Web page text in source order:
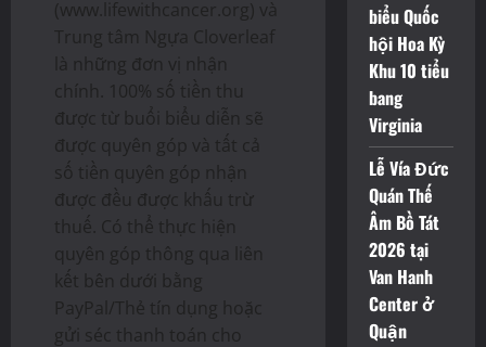
(www.lifewithcancer.org) và
Trung tâm Ngựa Cloverleaf
là những đơn vị nhận
chính. 100% số tiền thu
được từ buổi biểu diễn sẽ
được quyên góp và tất cả
số tiền quyên góp nhận
được đều được khấu trừ
thuế. Có thể thực hiện
quyên góp thông qua liên
kết bên dưới bằng
PayPal/Thẻ tín dụng hoặc
gửi séc thanh toán cho
biểu Quốc
hội Hoa Kỳ
Khu 10 tiểu
bang
Virginia
Lễ Vía Đức
Quán Thế
Âm Bồ Tát
2026 tại
Van Hanh
Center ở
Quận